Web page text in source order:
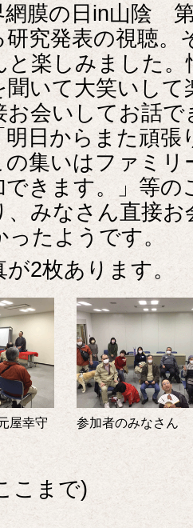
網膜の日in山陰
究発表の視聴。
と楽しみました
聞いて大笑いし
お会いしてお話
明日からまた頑張
の集いはファミ
できます。」等
、みなさん直接
たようです。
が2枚あります。
屋幸守
参加者のみなさん
こまで)